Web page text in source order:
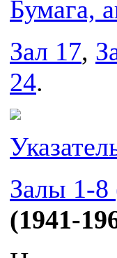
Зал 17,
24.
Залы 1-8
(1941-